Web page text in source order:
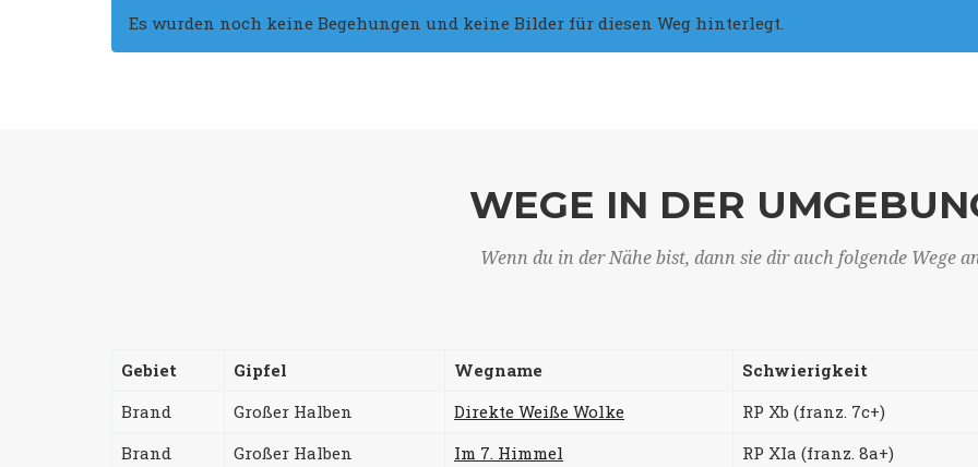
Es wurden noch keine Begehungen und keine Bilder für diesen Weg hinterlegt.
WEGE IN DER
Wenn du in der Nähe bist, dann sie dir auch folgende Wege
Gebiet Gipfel Wegname
Schwierigkeit
Brand
Großer Halben Direkte Weiße Wolke
RP Xb (franz. 7c+)
Brand
Großer Halben Im 7. Himmel
RP XIa (franz. 8a+)